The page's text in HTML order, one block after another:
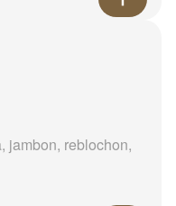
jambon, reblochon,